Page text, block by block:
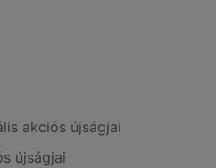
akciós újságjai
újságjai